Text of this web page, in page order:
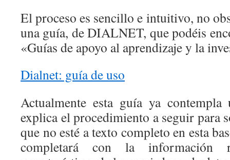
El proceso es sencillo e intuitivo, no
una guía, de DIALNET, que podéis
«Guías de apoyo al aprendizaje y la
Dialnet: guía de uso
Actualmente esta guía ya contempla
explica el procedimiento a seguir para
que no esté a texto completo en esta
completará con la